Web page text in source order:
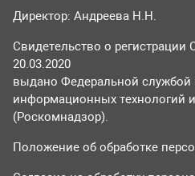
Директор: Андреева Н.Н.
Свидетельство о
20.03.2020
выдано Федеральной службой
информационных технологий
(Роскомнадзор).
Положение об обработке